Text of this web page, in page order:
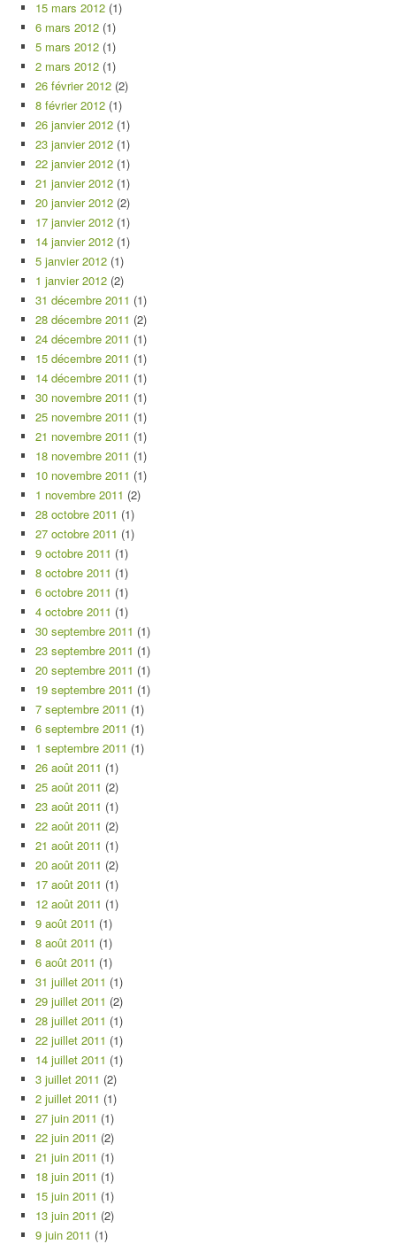
15 mars 2012 (1)
6 mars 2012 (1)
5 mars 2012 (1)
2 mars 2012 (1)
26 février 2012 (2)
8 février 2012 (1)
26 janvier 2012 (1)
23 janvier 2012 (1)
22 janvier 2012 (1)
21 janvier 2012 (1)
20 janvier 2012 (2)
17 janvier 2012 (1)
14 janvier 2012 (1)
5 janvier 2012 (1)
1 janvier 2012 (2)
31 décembre 2011 (1)
28 décembre 2011 (2)
24 décembre 2011 (1)
15 décembre 2011 (1)
14 décembre 2011 (1)
30 novembre 2011 (1)
25 novembre 2011 (1)
21 novembre 2011 (1)
18 novembre 2011 (1)
10 novembre 2011 (1)
1 novembre 2011 (2)
28 octobre 2011 (1)
27 octobre 2011 (1)
9 octobre 2011 (1)
8 octobre 2011 (1)
6 octobre 2011 (1)
4 octobre 2011 (1)
30 septembre 2011 (1)
23 septembre 2011 (1)
20 septembre 2011 (1)
19 septembre 2011 (1)
7 septembre 2011 (1)
6 septembre 2011 (1)
1 septembre 2011 (1)
26 août 2011 (1)
25 août 2011 (2)
23 août 2011 (1)
22 août 2011 (2)
21 août 2011 (1)
20 août 2011 (2)
17 août 2011 (1)
12 août 2011 (1)
9 août 2011 (1)
8 août 2011 (1)
6 août 2011 (1)
31 juillet 2011 (1)
29 juillet 2011 (2)
28 juillet 2011 (1)
22 juillet 2011 (1)
14 juillet 2011 (1)
3 juillet 2011 (2)
2 juillet 2011 (1)
27 juin 2011 (1)
22 juin 2011 (2)
21 juin 2011 (1)
18 juin 2011 (1)
15 juin 2011 (1)
13 juin 2011 (2)
9 juin 2011 (1)